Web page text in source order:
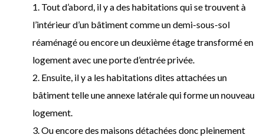
Tout d’abord, il y a des habitations qui se trouvent à
l’intérieur d’un bâtiment comme un demi-sous-sol
réaménagé ou encore un deuxième étage transformé en
logement avec une porte d’entrée privée.
Ensuite, il y a les habitations dites attachées un
bâtiment telle une annexe latérale qui forme un nouveau
logement.
Ou encore des maisons détachées donc pleinement